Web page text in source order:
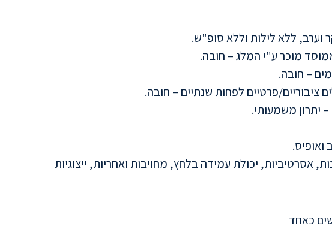
ללא לילות וללא סופ"ש.
מוכר ע"י המלג – חובה.
– חובה.
ציבוריים/פרטיים לפחות שנתיים – חובה.
– יתרון משמעותי.
אסרטיביות, יכולת עמידה בלחץ, מחויבות ואחריות, ייצוגיות
כאחד